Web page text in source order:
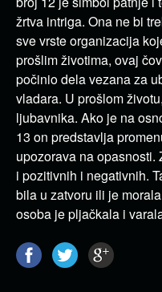
žrtva intriga. Ona ne bi
sve vrste organizacija
prošlim životima, ovaj
počinio dela vezana za
vladara. U prošlom
ljubavnika. Ako je na
13 on predstavlja
upozorava na
i pozitivnih i negativnih.
bila u zatvoru ili je
osoba je pljačkala i